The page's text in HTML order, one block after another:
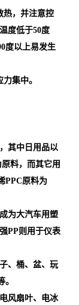
热，并注意控
度低于50度
度以上易发生
集中。
其中日用品以
料，而其它用
PPC原料为
为大汽车用塑
PP则用于仪表
、桶、盆、玩
风扇叶、电冰